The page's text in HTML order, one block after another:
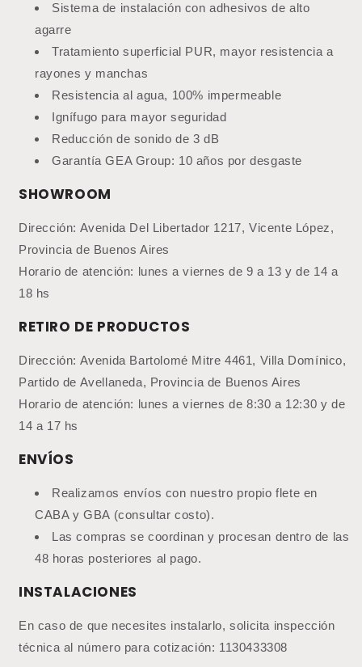
Sistema de instalación con adhesivos de alto
agarre
Tratamiento superficial PUR, mayor resistencia a
rayones y manchas
Resistencia al agua, 100% impermeable
Ignífugo para mayor seguridad
Reducción de sonido de 3 dB
Garantía GEA Group: 10 años por desgaste
SHOWROOM
Dirección: Avenida Del Libertador 1217, Vicente López,
Provincia de Buenos Aires
Horario de atención: lunes a viernes de 9 a 13 y de 14 a
18 hs
RETIRO DE PRODUCTOS
Dirección: Avenida Bartolomé Mitre 4461, Villa Domínico,
Partido de Avellaneda, Provincia de Buenos Aires
Horario de atención: lunes a viernes de 8:30 a 12:30 y de
14 a 17 hs
ENVÍOS
Realizamos envíos con nuestro propio flete en
CABA y GBA (consultar costo).
Las compras se coordinan y procesan dentro de las
48 horas posteriores al pago.
INSTALACIONES
En caso de que necesites instalarlo, solicita inspección
técnica al número para cotización: 1130433308